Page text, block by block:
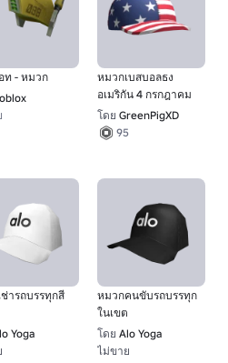
ท - หมวก
หมวกเบสบอลธง
อเมริกัน 4 กรกฎาคม
โดย GreenPigXD
95
ารถบรรทุกสี
Yoga
หมวกคนขับรถบรรทุก
ในเขต
โดย Alo Yoga
ไม่ขาย